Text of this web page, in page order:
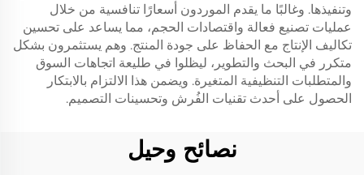
وتنفيذها. وغالبًا ما يقدم الموردون أسعارًا تنافسية من خلال
عمليات تصنيع فعالة واقتصادات الحجم، مما يساعد على تحسين
تكاليف الإنتاج مع الحفاظ على جودة المنتج. وهم يستثمرون بشكل
متكرر في البحث والتطوير، ليظلوا في طليعة اتجاهات السوق
والمتطلبات التنظيفية المتغيرة. ويضمن هذا الالتزام بالابتكار
الحصول على أحدث تقنيات الفُرش وتحسينات التصميم.
نصائح وحيل